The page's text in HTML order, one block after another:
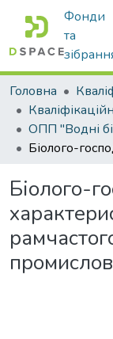
Фонди
та
Головна
Біолого-